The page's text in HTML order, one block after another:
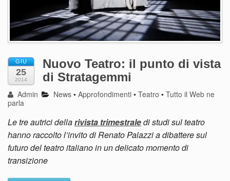
GIU
25
2014
Nuovo Teatro: il punto di vista
di Stratagemmi
Admin News •Approfondimenti •Teatro •Tutto il Web ne
parla
Le tre autrici dellarivista trimestraledi studi sul teatro
hanno raccolto l’invito di Renato Palazzi a dibattere sul
futuro del teatro italiano in un delicato momento di
transizione